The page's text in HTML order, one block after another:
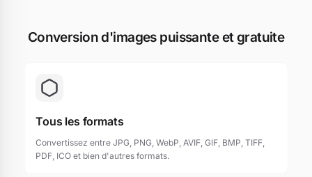
Conversion d'images puissante et gratuite
Tous les formats
Convertissez entre JPG, PNG, WebP, AVIF, GIF, BMP, TIFF,
PDF, ICO et bien d'autres formats.